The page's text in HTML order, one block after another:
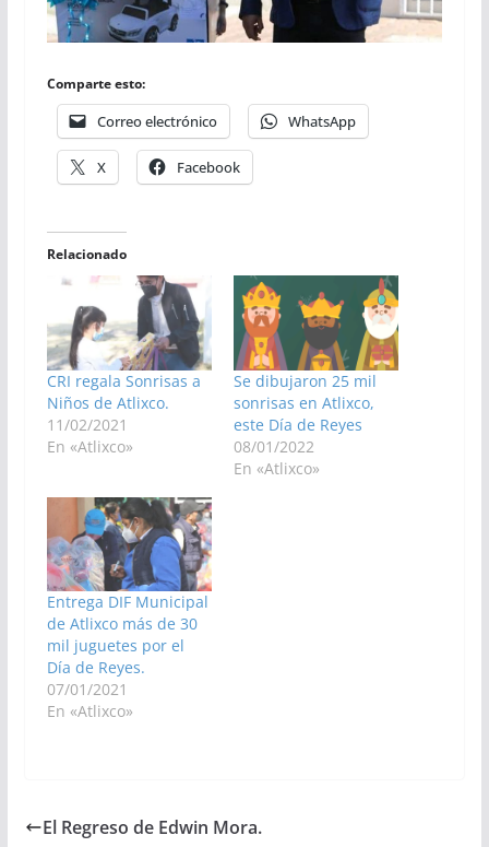
Comparte esto:
Correo electrónico WhatsApp
X Facebook
Relacionado
CRI regala Sonrisas a
Niños de Atlixco.
11/02/2021
En «Atlixco»
Se dibujaron 25 mil
sonrisas en Atlixco,
este Día de Reyes
08/01/2022
En «Atlixco»
Entrega DIF Municipal
de Atlixco más de 30
mil juguetes por el
Día de Reyes.
07/01/2021
En «Atlixco»
El Regreso de Edwin Mora.